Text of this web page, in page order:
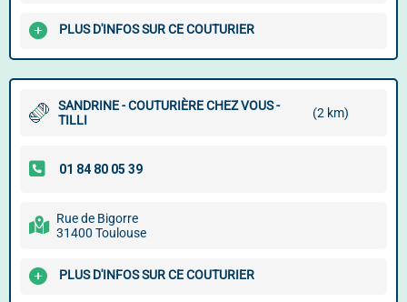
PLUS D'INFOS SUR CE COUTURIER
SANDRINE - COUTURIÈRE CHEZ VOUS -
TILLI
(2 km)
Rue de Bigorre
31400 Toulouse
PLUS D'INFOS SUR CE COUTURIER